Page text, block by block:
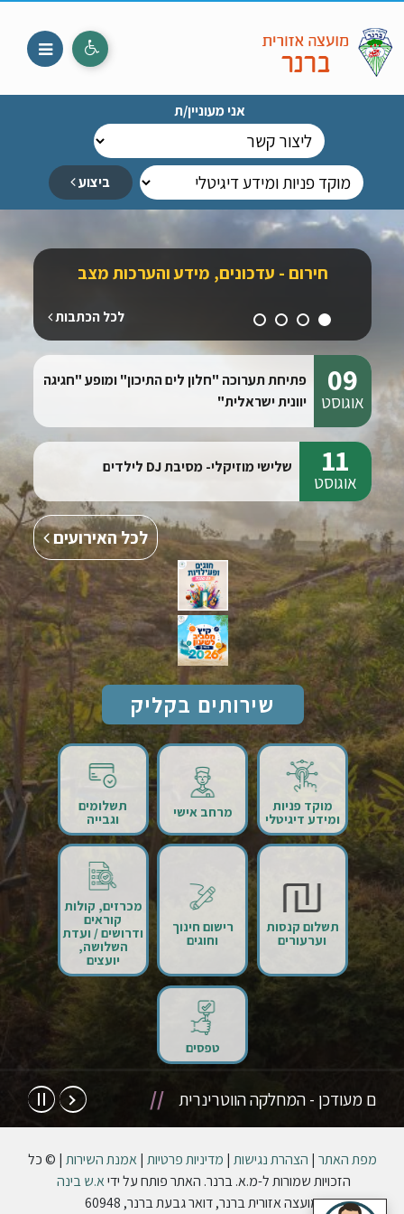
אני מעוניין/ת
בחר
ביצוע
מועצה אזורית ברנר
חירום - עדכונים, מידע והערכות מצב
אדם
לכל הכתבות
09
אוגוסט
פתיחת תערוכה "חלון לים התיכון" ומופע "חגיגה
יוונית ישראלית"
11
אוגוסט
שלישי מוזיקלי- מסיבת DJ לילדים
לכל האירועים
שירותים בקליק
שירותים בקליק
מוקד פניות
ומידע דיגיטלי מרחב אישי תשלומים
וגבייה
תשלום קנסות
וערעורים
רישום חינוך
וחוגים
מכרזים, קולות
קוראים
ודרושים / ועדת
השלושה,
יועצים
טפסים
מעודכן - המחלקה הווטרינרית הבא
מפת האתר | הצהרת נגישות | מדיניות פרטיות |אמנת השירות | © כל
הזכויות שמורות ל-מ.א. ברנר. האתר פותח על ידיא.ש בינה
מועצה אזורית ברנר, דואר גבעת ברנר, 60948